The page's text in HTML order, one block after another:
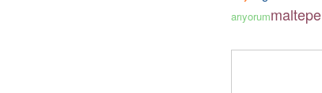
arıyorum